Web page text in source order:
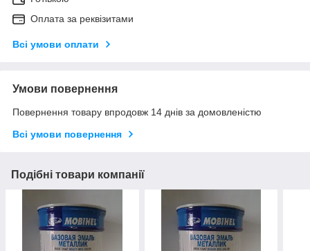
Оплата за реквізитами
Всі умови оплати
Умови повернення
Повернення товару впродовж 14 днів за домовленістю
Всі умови повернення
Подібні товари компанії